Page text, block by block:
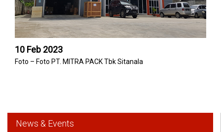
10 Feb 2023
Foto – Foto PT. MITRA PACK Tbk Sitanala
News & Events